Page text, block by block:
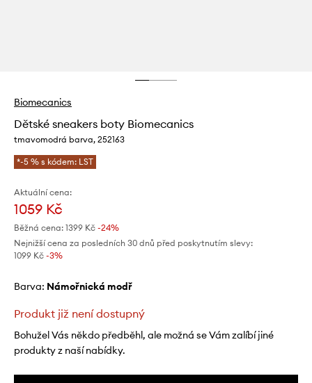
Biomecanics
Dětské sneakers boty Biomecanics
tmavomodrá barva, 252163
*-5 % s kódem: LST
Aktuální cena:
1059 Kč
Běžná cena: 1399 Kč -24%
Nejnižší cena za posledních 30 dnů před poskytnutím slevy:
1099 Kč -3%
Barva: námořnická modř
Produkt již není dostupný
Bohužel Vás někdo předběhl, ale možná se Vám zalíbí jiné
produkty z naší nabídky.